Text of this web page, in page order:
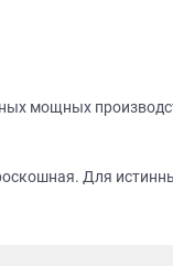
мощных
Для